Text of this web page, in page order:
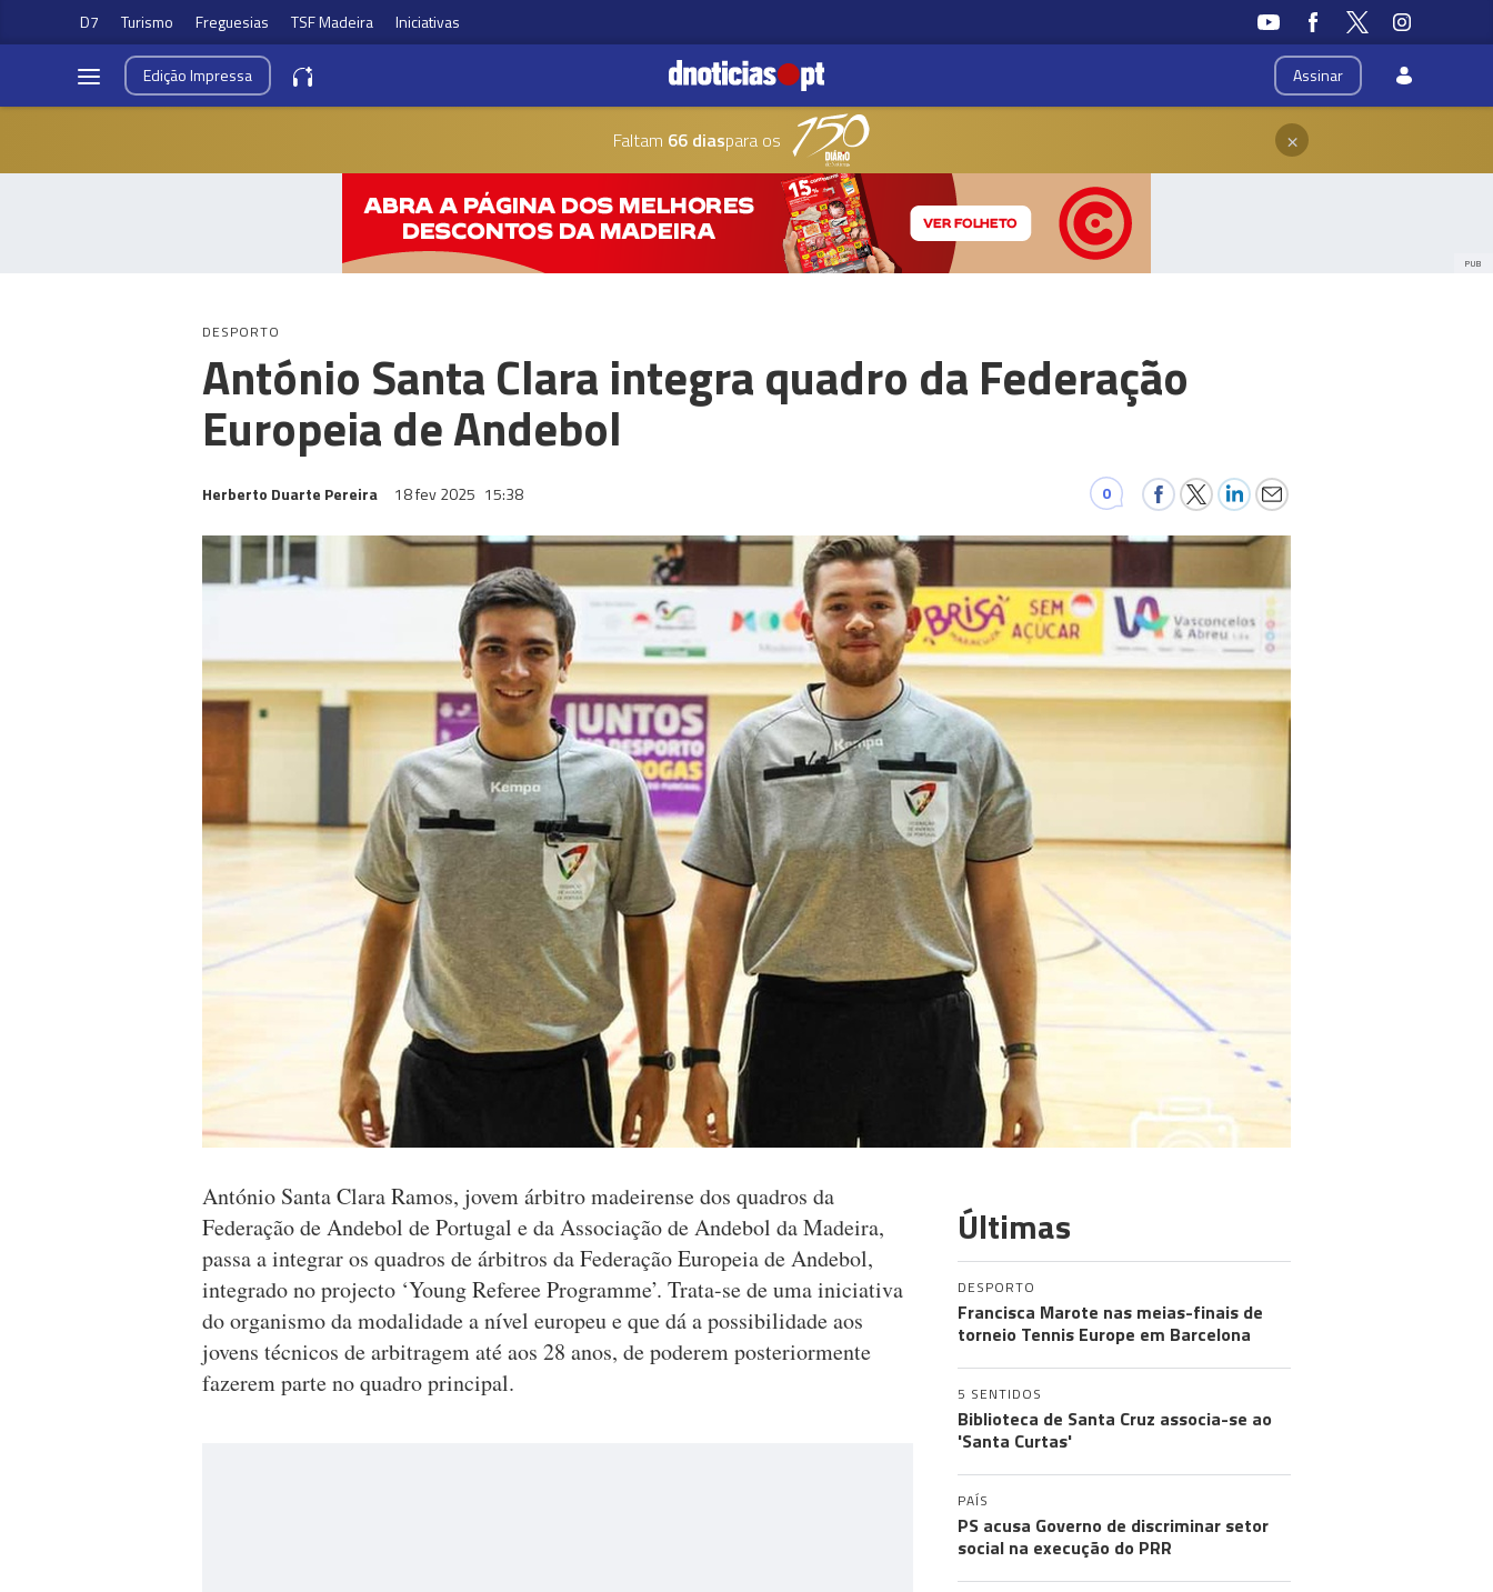
D7 Turismo Freguesias TSF Madeira Iniciativas
Assinar
EdiçãoImpressa
Faltam 66 diaspara os ×
PUB
DESPORTO
António Santa Clara integra quadro da Federação
Europeia de Andebol
Herberto Duarte Pereira 18 fev 2025 15:38 0
António Santa Clara Ramos, jovem árbitro madeirense dos quadros da
Federação de Andebol de Portugal e da Associação de Andebol da Madeira,
passa a integrar os quadros de árbitros da Federação Europeia de Andebol,
integrado no projecto ‘Young Referee Programme’. Trata-se de uma iniciativa
do organismo da modalidade a nível europeu e que dá a possibilidade aos
jovens técnicos de arbitragem até aos 28 anos, de poderem posteriormente
fazerem parte no quadro principal.
Últimas
DESPORTO
Francisca Marote nas meias-finais de
torneio Tennis Europe em Barcelona
5 SENTIDOS
Biblioteca de Santa Cruz associa-se ao
'Santa Curtas'
PAÍS
PS acusa Governo de discriminar setor
social na execução do PRR